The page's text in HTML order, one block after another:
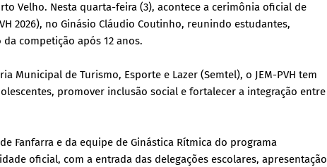
Velho. Nesta quarta-feira (3), acontece a cerimônia oficial de
2026), no Ginásio Cláudio Coutinho, reunindo estudantes,
competição após 12 anos.
Municipal de Turismo, Esporte e Lazer (Semtel), o JEM-PVH tem
promover inclusão social e fortalecer a integração entre
Fanfarra e da equipe de Ginástica Rítmica do programa
oficial, com a entrada das delegações escolares, apresentação